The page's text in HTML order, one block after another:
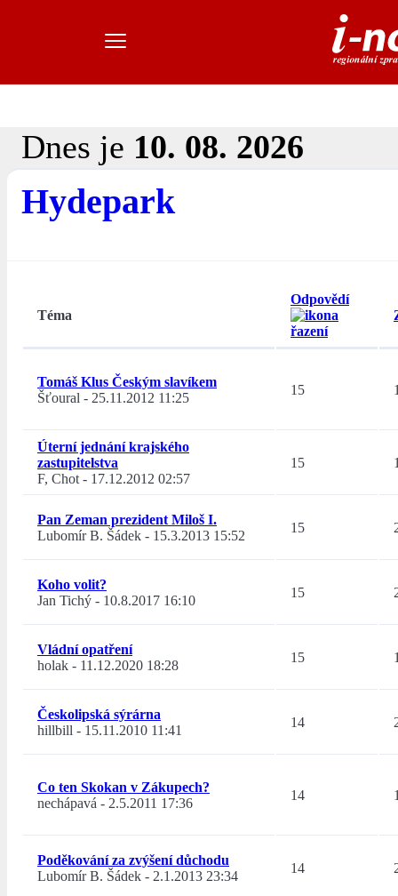
Dnes je 10. 08. 2026
Hydepark
Téma
Odpovědí
Tomáš Klus Českým slavíkem
Šťoural - 25.11.2012 11:25
15
Úterní jednání krajského
zastupitelstva
F, Chot- 17.12.2012 02:57
15
Pan Zeman prezident Miloš I.
Lubomír B. Šádek - 15.3.2013 15:52
15
Koho volit?
Jan Tichý - 10.8.2017 16:10
15
Vládní opatření
holak - 11.12.2020 18:28
15
Českolipská sýrárna
hillbill - 15.11.2010 11:41
14
Co ten Skokan v Zákupech?
nechápavá - 2.5.2011 17:36
14
Poděkování za zvýšení důchodu
Lubomír B. Šádek - 2.1.2013 23:34
14